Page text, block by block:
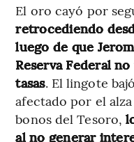
El oro cayó por
retrocediendo
luego de que
Reserva Federal
tasas. El lingote
afectado por el
bonos del Tesoro,
al no generar